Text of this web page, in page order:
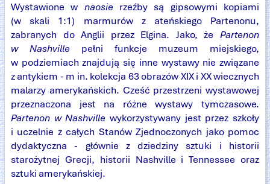
Wystawione w naosie rzeźby są gipsowymi kopiami
(w skali 1:1) marmurów z ateńskiego Partenonu,
zabranych do Anglii przez Elgina. Jako, że Partenon
w Nashville pełni funkcje muzeum miejskiego,
w podziemiach znajdują się inne wystawy nie związane
z antykiem - m in. kolekcja 63 obrazów XIX i XX wiecznych
malarzy amerykańskich. Cześć przestrzeni wystawowej
przeznaczona jest na różne wystawy tymczasowe.
Partenon w Nashville wykorzystywany jest przez szkoły
i uczelnie z całych Stanów Zjednoczonych jako pomoc
dydaktyczna - głównie z dziedziny sztuki i historii
starożytnej Grecji, historii Nashville i Tennessee oraz
sztuki amerykańskiej.